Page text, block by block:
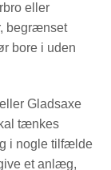
eller
begrænset
bore i uden
Gladsaxe
tænkes
i nogle tilfælde
et anlæg,